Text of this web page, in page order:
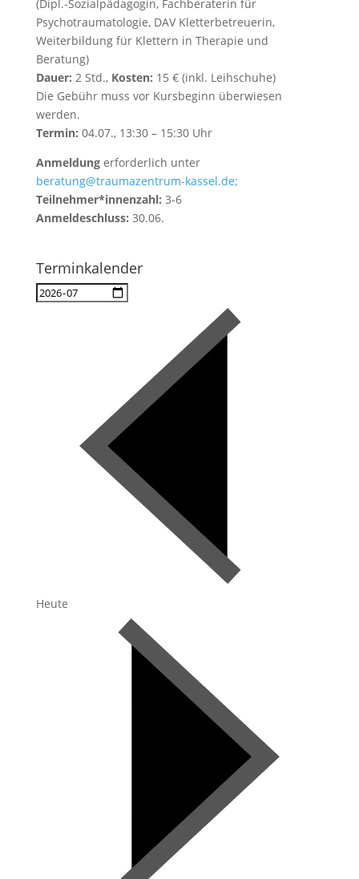
(Dipl.-Sozialpädagogin, Fachberaterin für
Psychotraumatologie, DAV Kletterbetreuerin,
Weiterbildung für Klettern in Therapie und
Beratung)
Dauer: 2 Std., Kosten: 15 € (inkl. Leihschuhe)
Die Gebühr muss vor Kursbeginn überwiesen
werden.
Termin: 04.07., 13:30 – 15:30 Uhr
Anmeldung erforderlich unter
beratung@traumazentrum-kassel.de;
Teilnehmer*innenzahl: 3-6
Anmeldeschluss: 30.06.
Terminkalender
Heute